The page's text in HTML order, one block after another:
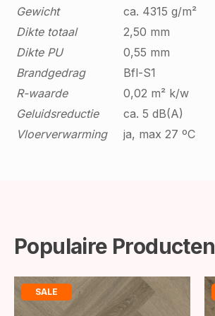
Gewicht
ca. 4315 g/m²
Dikte totaal
2,50 mm
Dikte PU
0,55 mm
Brandgedrag
Bfl-S1
R-waarde
0,02 m² k/w
Geluidsreductie
ca. 5 dB(A)
Vloerverwarming
ja, max 27 ºC
Populaire Producten
SALE